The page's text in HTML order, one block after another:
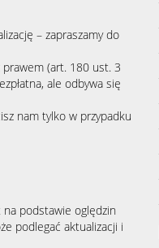
– zapraszamy do
prawem (art. 180 ust. 3
ale odbywa się
nam tylko w przypadku
podstawie oględzin
podlegać aktualizacji i